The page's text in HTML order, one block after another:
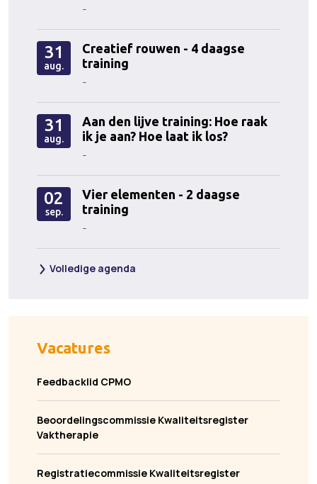
-
31
aug.
Creatief rouwen - 4 daagse
training
-
31
aug.
Aan den lijve training: Hoe raak
ik je aan? Hoe laat ik los?
-
02
sep.
Vier elementen - 2 daagse
training
-
Volledige agenda
Vacatures
Feedbacklid CPMO
Beoordelingscommissie Kwaliteitsregister
Vaktherapie
Registratiecommissie Kwaliteitsregister